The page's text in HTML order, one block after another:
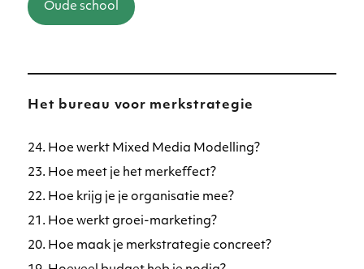
Oude school
Het bureau voor merkstrategie
24. Hoe werkt Mixed Media Modelling?
23. Hoe meet je het merkeffect?
22. Hoe krijg je je organisatie mee?
21. Hoe werkt groei-marketing?
20. Hoe maak je merkstrategie concreet?